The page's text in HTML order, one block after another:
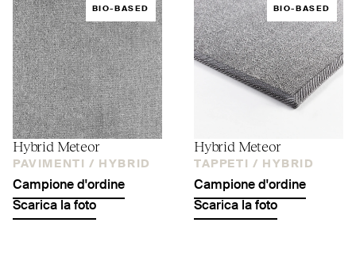
BIO-BASED
Hybrid Meteor
PAVIMENTI / HYBRID
Campione d'ordine
Scarica la foto
BIO-BASED
Hybrid Meteor
TAPPETI / HYBRID
Campione d'ordine
Scarica la foto